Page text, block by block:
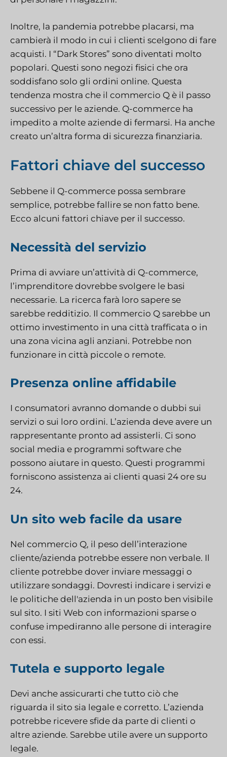
Inoltre, la pandemia potrebbe placarsi, ma
cambierà il modo in cui i clienti scelgono di fare
acquisti. I “Dark Stores” sono diventati molto
popolari. Questi sono negozi fisici che ora
soddisfano solo gli ordini online. Questa
tendenza mostra che il commercio Q è il passo
successivo per le aziende. Q-commerce ha
impedito a molte aziende di fermarsi. Ha anche
creato un’altra forma di sicurezza finanziaria.
Fattori chiave del successo
Sebbene il Q-commerce possa sembrare
semplice, potrebbe fallire se non fatto bene.
Ecco alcuni fattori chiave per il successo.
Necessità del servizio
Prima di avviare un’attività di Q-commerce,
l’imprenditore dovrebbe svolgere le basi
necessarie. La ricerca farà loro sapere se
sarebbe redditizio. Il commercio Q sarebbe un
ottimo investimento in una città trafficata o in
una zona vicina agli anziani. Potrebbe non
funzionare in città piccole o remote.
Presenza online affidabile
I consumatori avranno domande o dubbi sui
servizi o sui loro ordini. L’azienda deve avere un
rappresentante pronto ad assisterli. Ci sono
social media e programmi software che
possono aiutare in questo. Questi programmi
forniscono assistenza ai clienti quasi 24 ore su
24.
Un sito web facile da usare
Nel commercio Q, il peso dell’interazione
cliente/azienda potrebbe essere non verbale. Il
cliente potrebbe dover inviare messaggi o
utilizzare sondaggi. Dovresti indicare i servizi e
le politiche dell'azienda in un posto ben visibile
sul sito. I siti Web con informazioni sparse o
confuse impediranno alle persone di interagire
con essi.
Tutela e supporto legale
Devi anche assicurarti che tutto ciò che
riguarda il sito sia legale e corretto. L’azienda
potrebbe ricevere sfide da parte di clienti o
altre aziende. Sarebbe utile avere un supporto
legale.